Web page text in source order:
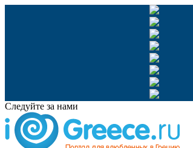
Следуйте за нами